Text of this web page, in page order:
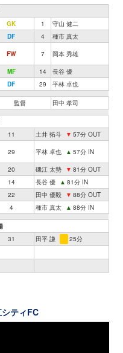
GK 1
守山 健二
DF 4 種市 真太
FW 7 岡本 秀雄
MF 14
長谷 優
DF 29 平林 卓也
監督 田中 孝司
11 土井 拓斗 ▼ 57分 OUT
29 平林 卓也 ▲ 57分 IN
20 磯江 太勢 ▼ 81分 OUT
14 長谷 優 ▲ 81分 IN
22 田中 優毅 ▼ 88分 OUT
4 種市 真太 ▲ 88分 IN
31 田平 謙
25分
シティFC